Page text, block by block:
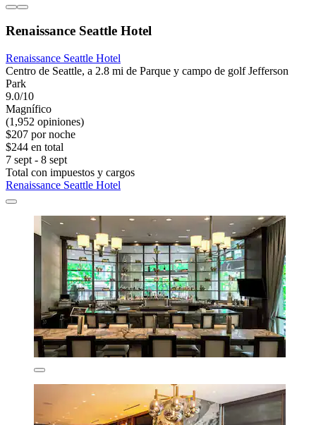
Renaissance Seattle Hotel
Renaissance Seattle Hotel
Centro de Seattle, a 2.8 mi de Parque y campo de golf Jefferson
Park
9.0/10
Magnífico
(1,952 opiniones)
$207 por noche
$244 en total
7 sept - 8 sept
Total con impuestos y cargos
Renaissance Seattle Hotel